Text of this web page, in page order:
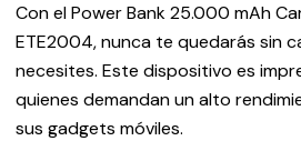
Con el Power Bank 25.000 mAh
ETE2004, nunca te quedarás sin
necesites. Este dispositivo es
quienes demandan un alto
sus gadgets móviles.